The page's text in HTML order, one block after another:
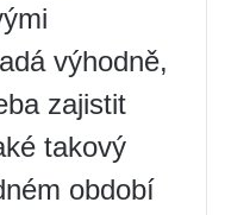
výhodně,
zajistit
takový
období